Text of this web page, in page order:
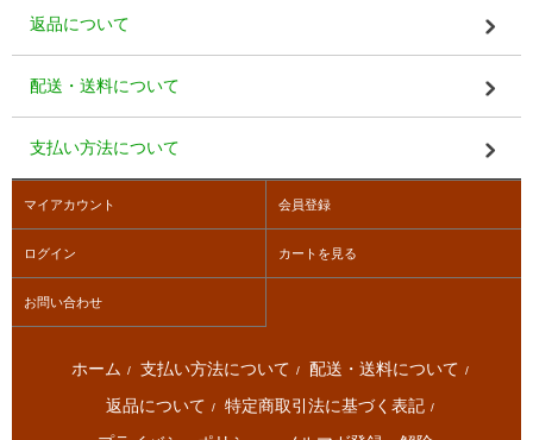
返品について
配送・送料について
支払い方法について
マイアカウント 会員登録
ログイン カートを見る
お問い合わせ
ホーム / 支払い方法について / 配送・送料について /
返品について / 特定商取引法に基づく表記 /